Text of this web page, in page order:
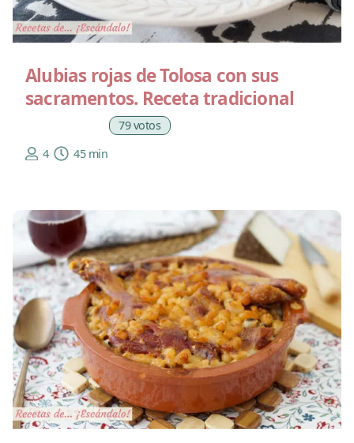
Alubias rojas de Tolosa con sus
sacramentos. Receta tradicional
79 votos
4
45 min